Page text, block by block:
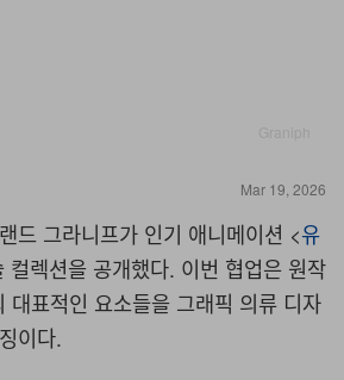
Mar 19, 2026
드 그라니프가 인기 애니메이션 <유
컬렉션을 공개했다. 이번 협업은 원작
대표적인 요소들을 그래픽 의류 디자
이다.